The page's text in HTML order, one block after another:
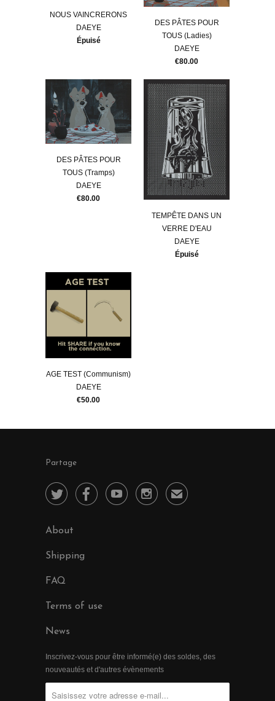
NOUS VAINCRERONS
DAEYE
Épuisé
DES PÂTES POUR
TOUS (Ladies)
DAEYE
€80.00
DES PÂTES POUR
TOUS (Tramps)
DAEYE
€80.00
TEMPÊTE DANS UN
VERRE D'EAU
DAEYE
Épuisé
AGE TEST (Communism)
DAEYE
€50.00
Partage
    ✉
About
Shipping
FAQ
Terms of use
News
Inscrivez-vous pour être informé(e) des soldes, des
nouveautés et d'autres évènements